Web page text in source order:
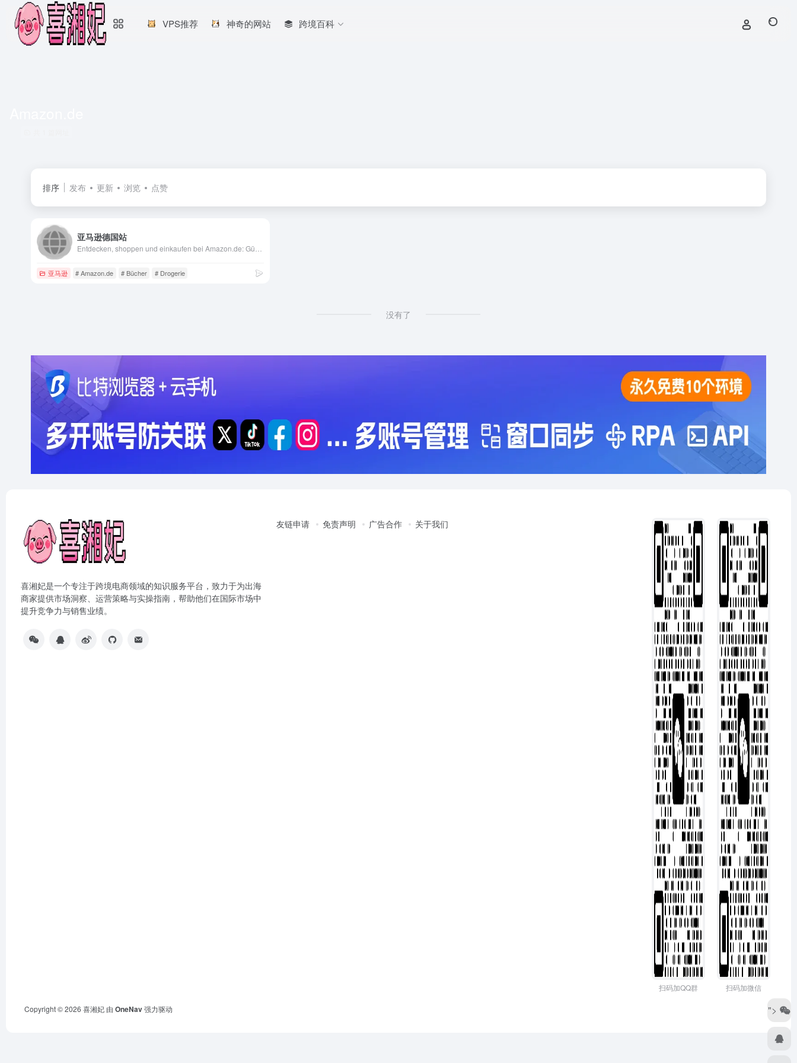
VPS推荐 神奇的网站 跨境百科
排序 发布 更新 浏览 点赞
亚马逊德国站
亚马逊 # Amazon.de # Bücher # Drogerie
没有了
喜湘妃是一个专注于跨境电商领域的知识服务平台，致力于为出海
商家提供市场洞察、运营策略与实操指南，帮助他们在国际市场中
提升竞争力与销售业绩。
友链申请 免责声明 广告合作 关于我们
扫码加QQ群 扫码加微信
Copyright © 2026 喜湘妃 由 OneNav强力驱动 ">